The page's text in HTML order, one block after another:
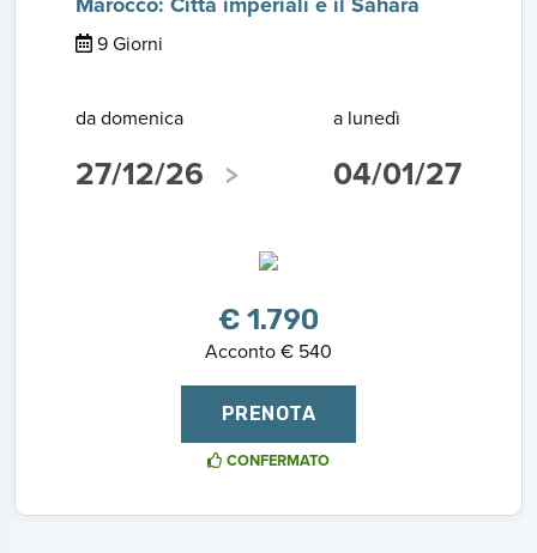
9 Giorni
da domenica
27/12/26
a lunedì
04/01/27
€ 1.790
Acconto € 540
PRENOTA
CONFERMATO